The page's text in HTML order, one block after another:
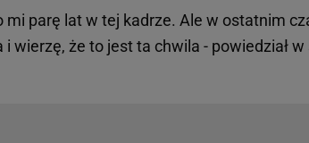
mi parę lat w tej kadrze. Ale w ostatnim
i wierzę, że to jest ta chwila - powiedział